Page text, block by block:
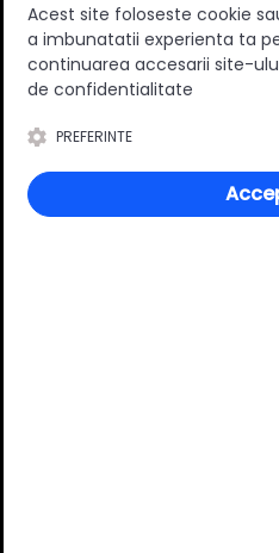
0(0 review-uri)
Întrebări și
Acest site foloseste cookie
a imbunatatii experienta ta
continuarea accesarii site-ului
de confidentialitate
PREFERINTE